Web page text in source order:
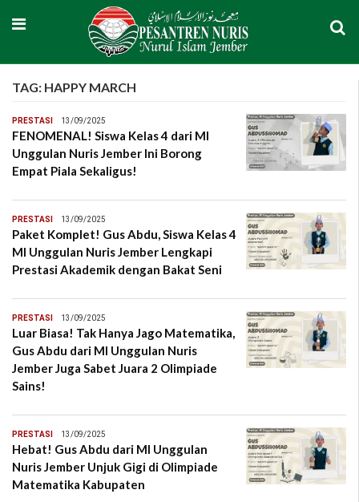
TAG: HAPPY MARCH
PRESTASI 13/09/2025
FENOMENAL! Siswa Kelas 4 dari MI
Unggulan Nuris Jember Ini Borong
Empat Piala Sekaligus!
PRESTASI 13/09/2025
Paket Komplet! Gus Abdu, Siswa Kelas 4
MI Unggulan Nuris Jember Lengkapi
Prestasi Akademik dengan Bakat Seni
PRESTASI 13/09/2025
Luar Biasa! Tak Hanya Jago Matematika,
Gus Abdu dari MI Unggulan Nuris
Jember Juga Sabet Juara 2 Olimpiade
Sains!
PRESTASI 13/09/2025
Hebat! Gus Abdu dari MI Unggulan
Nuris Jember Unjuk Gigi di Olimpiade
Matematika Kabupaten